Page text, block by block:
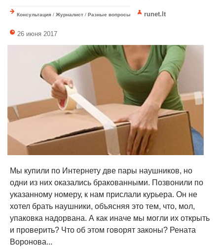
Консультация / Журналист / Разные вопросы runet.lt
26 июня 2017
Мы купили по Интернету две пары наушников, но
одни из них оказались бракованными. Позвонили по
указанному номеру, к нам прислали курьера. Он не
хотел брать наушники, объясняя это тем, что, мол,
упаковка надорвана. А как иначе мы могли их открыть
и проверить? Что об этом говорят законы? Рената
Воронова...